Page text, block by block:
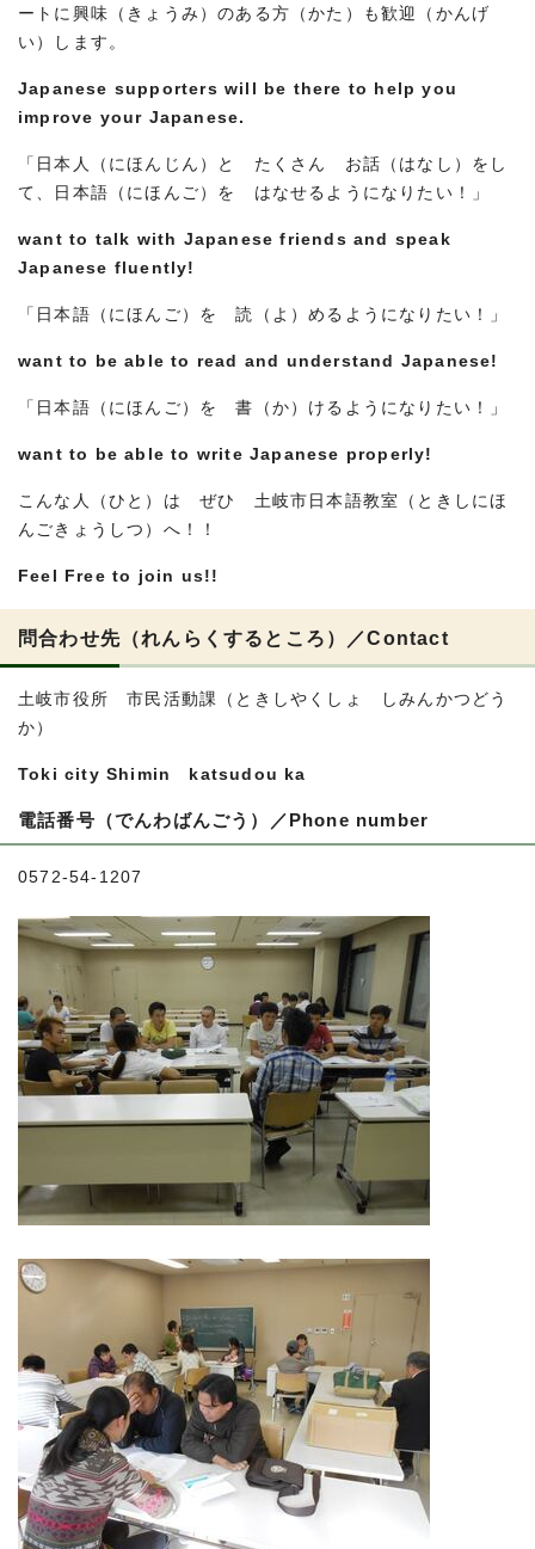
ートに興味（きょうみ）のある方（かた）も歓迎（かんげ
い）します。
Japanese supporters will be there to help you
improve your Japanese.
「日本人（にほんじん）と たくさん お話（はなし）をし
て、日本語（にほんご）を はなせるようになりたい！」
want to talk with Japanese friends and speak
Japanese fluently!
「日本語（にほんご）を 読（よ）めるようになりたい！」
want to be able to read and understand Japanese!
「日本語（にほんご）を 書（か）けるようになりたい！」
want to be able to write Japanese properly!
こんな人（ひと）は ぜひ 土岐市日本語教室（ときしにほ
んごきょうしつ）へ！！
Feel Free to join us!!
問合わせ先（れんらくするところ）／Contact
土岐市役所 市民活動課（ときしやくしょ しみんかつどう
か）
Toki city Shimin katsudou ka
電話番号（でんわばんごう）／Phone number
0572-54-1207